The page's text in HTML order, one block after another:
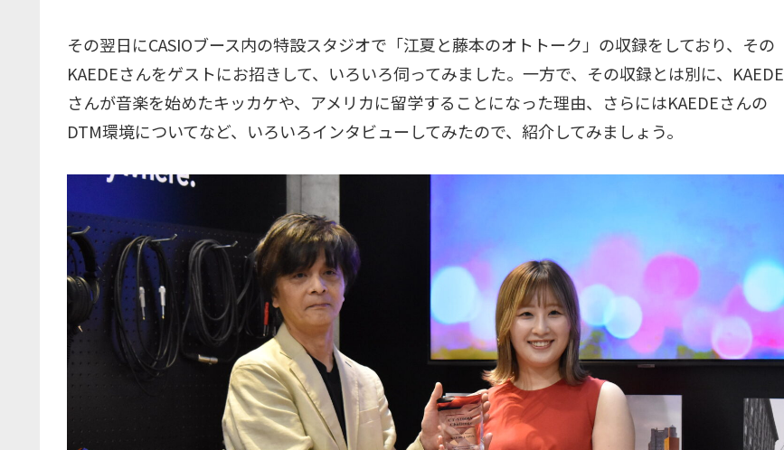
その翌日にCASIOブース内の特設スタジオで「江夏と藤本のオトトーク」の収録をしており、その
KAEDEさんをゲストにお招きして、いろいろ伺ってみました。一方で、その収録とは別に、KAEDE
さんが音楽を始めたキッカケや、アメリカに留学することになった理由、さらにはKAEDEさんの
DTM環境についてなど、いろいろインタビューしてみたので、紹介してみましょう。